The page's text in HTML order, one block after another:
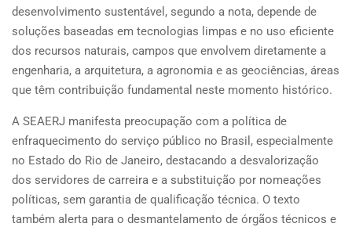
desenvolvimento sustentável, segundo a nota, depende de
soluções baseadas em tecnologias limpas e no uso eficiente
dos recursos naturais, campos que envolvem diretamente a
engenharia, a arquitetura, a agronomia e as geociências, áreas
que têm contribuição fundamental neste momento histórico.
A SEAERJ manifesta preocupação com a política de
enfraquecimento do serviço público no Brasil, especialmente
no Estado do Rio de Janeiro, destacando a desvalorização
dos servidores de carreira e a substituição por nomeações
políticas, sem garantia de qualificação técnica. O texto
também alerta para o desmantelamento de órgãos técnicos e